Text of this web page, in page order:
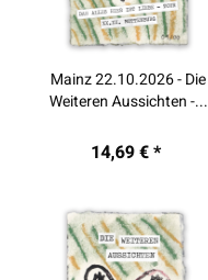
Mainz 22.10.2026 - Die
Weiteren Aussichten -...
14,69 € *